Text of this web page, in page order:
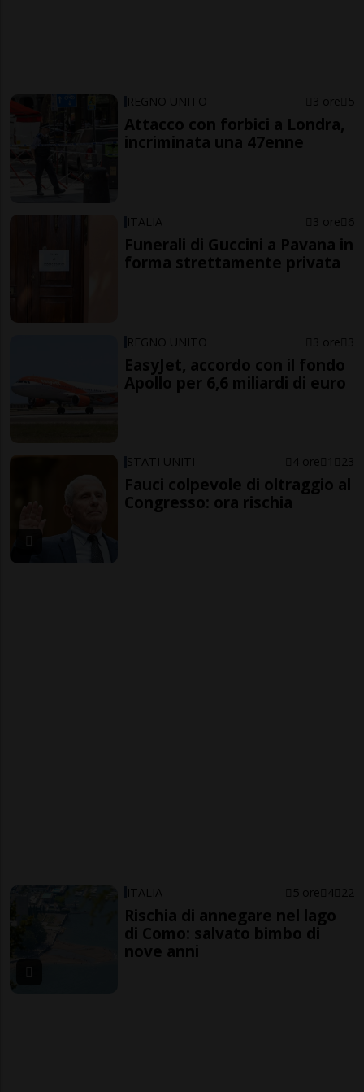
REGNO UNITO 3 ore 5
Attacco con forbici a Londra,
incriminata una 47enne
ITALIA 3 ore 6
Funerali di Guccini a Pavana in
forma strettamente privata
REGNO UNITO 3 ore 3
EasyJet, accordo con il fondo
Apollo per 6,6 miliardi di euro
STATI UNITI 4 ore 1 23
Fauci colpevole di oltraggio al
Congresso: ora rischia
ITALIA 5 ore 4 22
Rischia di annegare nel lago
di Como: salvato bimbo di
nove anni